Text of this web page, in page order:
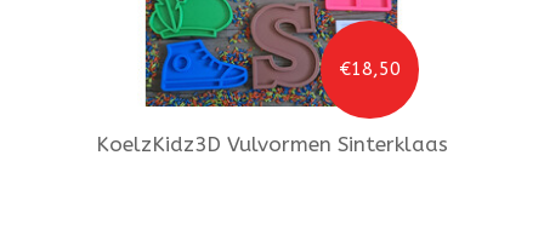
€18,50
KoelzKidz3D Vulvormen Sinterklaas